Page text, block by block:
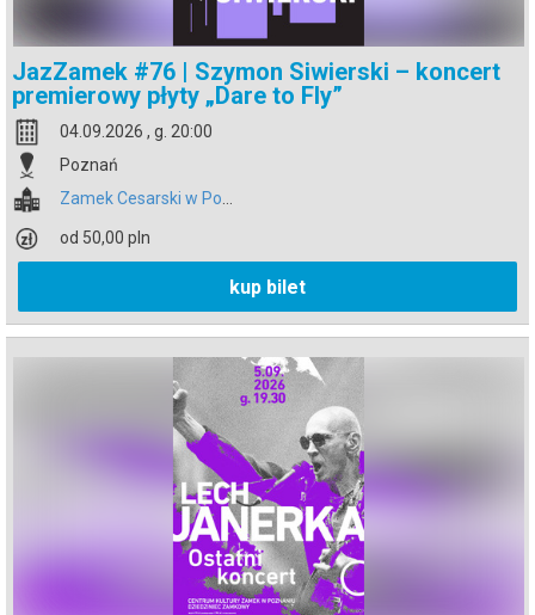
JazZamek #76 | Szymon Siwierski – koncert
premierowy płyty „Dare to Fly”
04.09.2026 , g. 20:00
Poznań
od 50,00 pln
kup bilet